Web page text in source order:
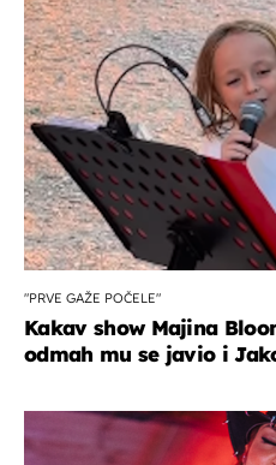
"PRVE GAŽE POČELE"
Kakav show Majina
odmah mu se javio i